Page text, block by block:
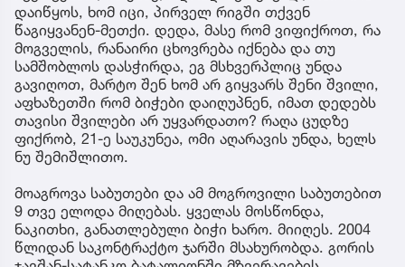
დაიწყოს, ხომ იცი, პირველ რიგში თქვენ
წაგიყვანენ-მეთქი. დედა, მასე რომ ვიფიქროთ, რა
მოგველის, რანაირი ცხოვრება იქნება და თუ
სამშობლოს დასჭირდა, ეგ მსხვერპლიც უნდა
გავიღოთ, მარტო შენ ხომ არ გიყვარს შენი შვილი,
აფხაზეთში რომ ბიჭები დაიღუპნენ, იმათ დედებს
თავისი შვილები არ უყვარდათო? რაღა ცუდზე
ფიქრობ, 21-ე საუკუნეა, ომი აღარავის უნდა, ხელს
ნუ შემიშლითო.
მოაგროვა საბუთები და ამ მოგროვილი საბუთებით
9 თვე ელოდა მიღებას. ყველას მოსწონდა,
ნაკითხი, განათლებული ბიჭი ხარო. მიიღეს. 2004
წლიდან საკონტრაქტო ჯარში მსახურობდა. გორის